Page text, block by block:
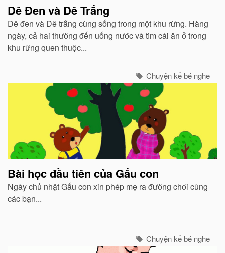
Dê Đen và Dê Trắng
Dê đen và Dê trắng cùng sống trong một khu rừng. Hàng
ngày, cả hai thường đến uống nước và tìm cái ăn ở trong
khu rừng quen thuộc...
Chuyện kể bé nghe
Bài học đầu tiên của Gấu con
Ngày chủ nhật Gấu con xin phép mẹ ra đường chơi cùng
các bạn...
Chuyện kể bé nghe